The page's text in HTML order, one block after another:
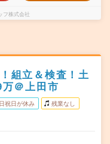
フ株式会社
組立＆検査！土
＠上田市
祝日が休み 残業なし